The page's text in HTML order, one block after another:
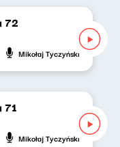
72
Mikołaj Tyczyński
71
Mikołaj Tyczyński